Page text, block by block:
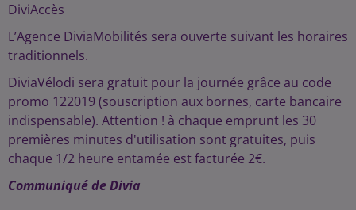
DiviAccès
L’Agence DiviaMobilités sera ouverte suivant les horaires
traditionnels.
DiviaVélodi sera gratuit pour la journée grâce au code
promo 122019 (souscription aux bornes, carte bancaire
indispensable). Attention ! à chaque emprunt les 30
premières minutes d'utilisation sont gratuites, puis
chaque 1/2 heure entamée est facturée 2€.
Communiqué de Divia